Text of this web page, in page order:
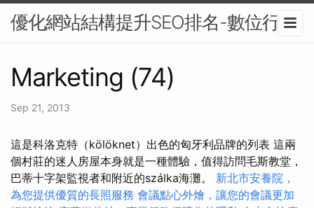
優化網站結構提升SEO排名-數位行銷
Marketing (74)
Sep 21, 2013
這是科洛克特（kölöknet）出色的匈牙利品牌的列表 這兩
個村莊的迷人房屋本身就是一種體驗，值得訪問毛斯教堂，
巴蒂十字架監視者和附近的szálka海灘。 新北市安養院，
為您提供優質的長照服務 會議點心外燴，讓您的會議更加